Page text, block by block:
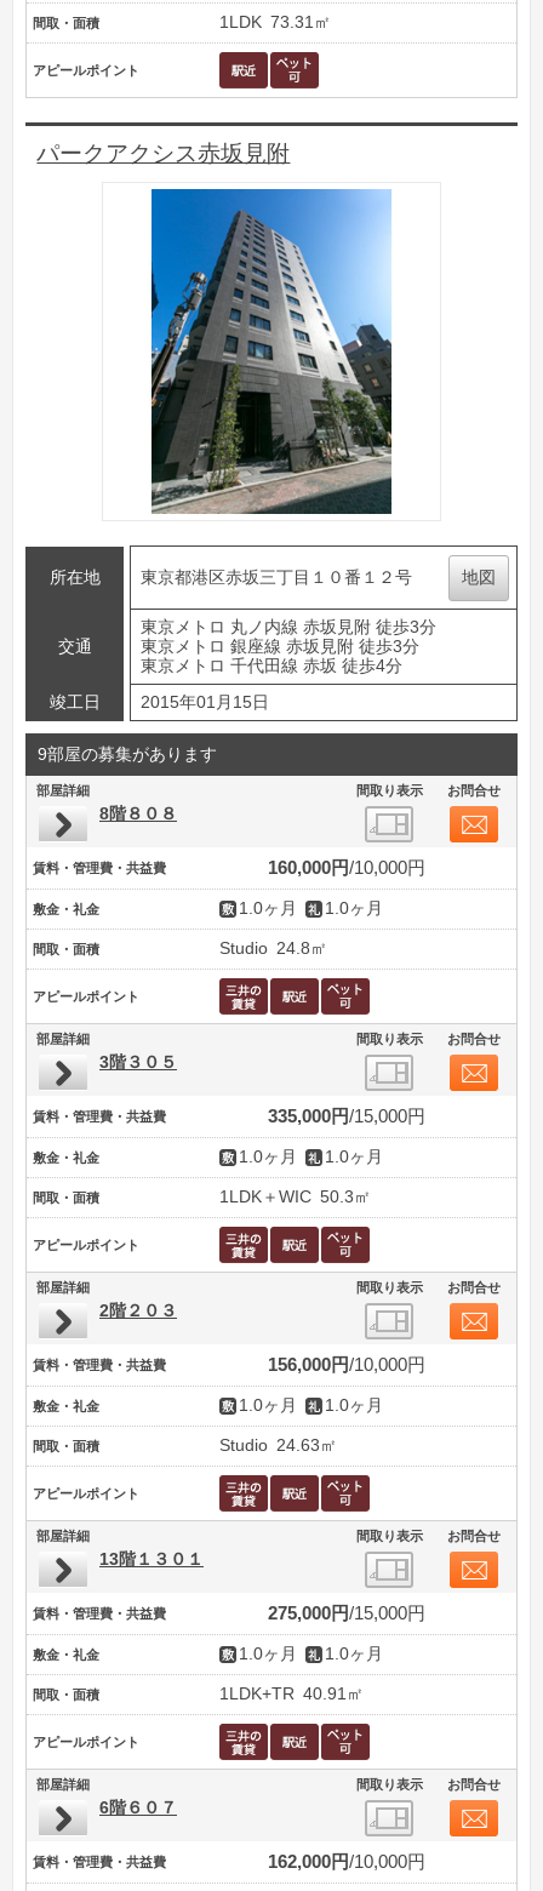
間取・面積 1LDK 73.31㎡
アピールポイント
パークアクシス赤坂見附
所在地 東京都港区赤坂三丁目１０番１２号 地図
交通
東京メトロ 丸ノ内線 赤坂見附 徒歩3分
東京メトロ 銀座線 赤坂見附 徒歩3分
東京メトロ 千代田線 赤坂 徒歩4分
竣工日
2015年01月15日
9部屋の募集があります
部屋詳細 間取り表示 お問合せ
8階８０８
賃料・管理費・共益費 160,000円 10,000円
敷金・礼金 1.0ヶ月 1.0ヶ月
間取・面積 Studio 24.8㎡
アピールポイント
部屋詳細 間取り表示 お問合せ
3階３０５
賃料・管理費・共益費 335,000円 15,000円
敷金・礼金 1.0ヶ月 1.0ヶ月
間取・面積 1LDK＋WIC 50.3㎡
アピールポイント
部屋詳細 間取り表示 お問合せ
2階２０３
賃料・管理費・共益費 156,000円 10,000円
敷金・礼金 1.0ヶ月 1.0ヶ月
間取・面積 Studio 24.63㎡
アピールポイント
部屋詳細 間取り表示 お問合せ
13階１３０１
賃料・管理費・共益費 275,000円 15,000円
敷金・礼金 1.0ヶ月 1.0ヶ月
間取・面積 1LDK+TR 40.91㎡
アピールポイント
部屋詳細 間取り表示 お問合せ
6階６０７
賃料・管理費・共益費 162,000円 10,000円